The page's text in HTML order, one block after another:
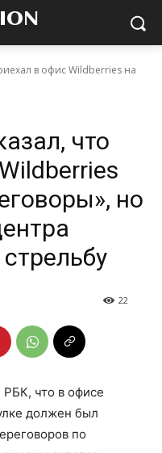
в офис Wildberries на
что
но
22
РБК, что в офисе
должен был
по